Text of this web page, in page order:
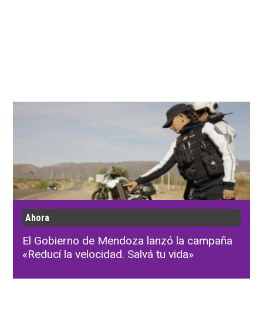
Ahora
El Gobierno de Mendoza lanzó la campaña
«Reducí la velocidad. Salvá tu vida»